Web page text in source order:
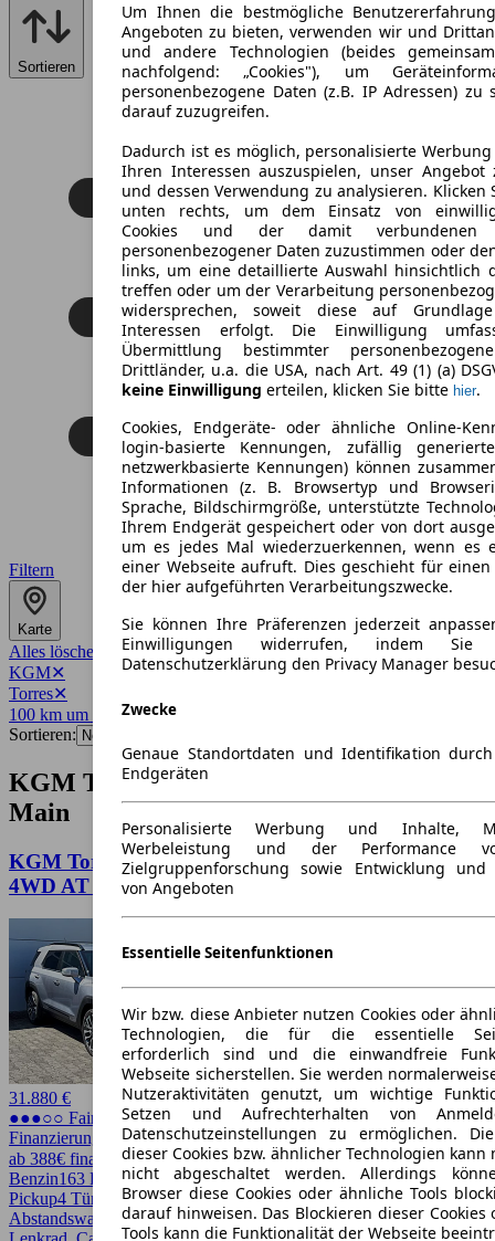
Um Ihnen die bestmögliche
Angeboten zu bieten, verwenden wir und
und andere Technologien (beides
nachfolgend: „Cookies"), um
personenbezogene Daten (z.B. IP Adressen) zu
darauf zuzugreifen.
Dadurch ist es möglich, personalisierte
Ihren Interessen auszuspielen, unser Angebot
und dessen Verwendung zu analysieren. Klicken
unten rechts, um dem Einsatz von
Cookies und der damit verbundenen
personenbezogener Daten zuzustimmen oder
links, um eine detaillierte Auswahl hinsichtlich
treffen oder um der Verarbeitung
widersprechen, soweit diese auf
Interessen erfolgt. Die Einwilligung
Übermittlung bestimmter
Drittländer, u.a. die USA, nach Art. 49 (1) (a)
keine Einwilligung erteilen, klicken Sie bitte hier.
Cookies, Endgeräte- oder ähnliche Online-
login-basierte Kennungen, zufällig
netzwerkbasierte Kennungen) können
Informationen (z. B. Browsertyp und
Sprache, Bildschirmgröße, unterstützte
Ihrem Endgerät gespeichert oder von dort
um es jedes Mal wiederzuerkennen, wenn es
einer Webseite aufruft. Dies geschieht für
der hier aufgeführten Verarbeitungszwecke.
Sie können Ihre Präferenzen jederzeit
Einwilligungen widerrufen, indem
Datenschutzerklärung den Privacy Manager
Zwecke
Genaue Standortdaten und Identifikation
Endgeräten
Personalisierte Werbung und Inhalte,
Werbeleistung und der Performance
Zielgruppenforschung sowie Entwicklung und
von Angeboten
Essentielle Seitenfunktionen
Wir bzw. diese Anbieter nutzen Cookies oder
Technologien, die für die essentielle
erforderlich sind und die einwandfreie
Webseite sicherstellen. Sie werden
Nutzeraktivitäten genutzt, um wichtige
Setzen und Aufrechterhalten von
Datenschutzeinstellungen zu ermöglichen.
dieser Cookies bzw. ähnlicher Technologien kann
nicht abgeschaltet werden. Allerdings
Browser diese Cookies oder ähnliche Tools
darauf hinweisen. Das Blockieren dieser
Tools kann die Funktionalität der Webseite
Sortieren
Filtern
Karte
Alles löschen
KGM✕
Torres✕
100 km um 60313✕
Sortieren:
KGM Torres Angebote in Frankfurt am
Main
KGM Torres SsangYong Torres 1.5 SAPPHIRE
4WD AT LEDER NAVI
31.880 €
●●●○○ Fairer Preis
Finanzierung möglich
ab 388€ finanzieren ↗
Benzin163 PS (120 kW)18 kmEZ 01/2025AutomatikSUV /
Pickup4 Türen
Abstandswarner, Allrad, Android Auto, Apple CarPlay, Beheizbares